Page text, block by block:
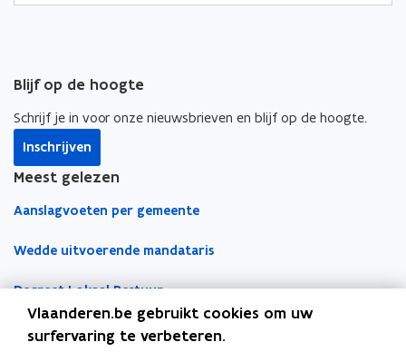
Blijf op de hoogte
Schrijf je in voor onze nieuwsbrieven en blijf op de hoogte.
Inschrijven
Meest gelezen
Aanslagvoeten per gemeente
Wedde uitvoerende mandataris
Decreet Lokaal Bestuur
Boekhoudfiches
Vlaanderen.be gebruikt cookies om uw
surfervaring te verbeteren.